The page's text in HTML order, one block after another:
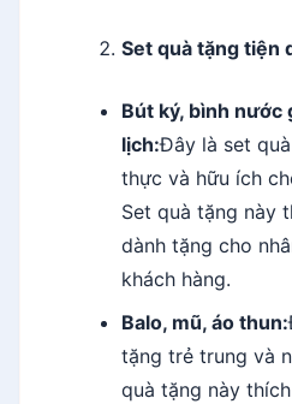
Set quà tặng tiện
Bút ký, bình nước
lịch:Đây là set
thực và hữu ích
Set quà tặng này
dành tặng cho
khách hàng.
Balo, mũ, áo thun:
tặng trẻ trung và
quà tặng này